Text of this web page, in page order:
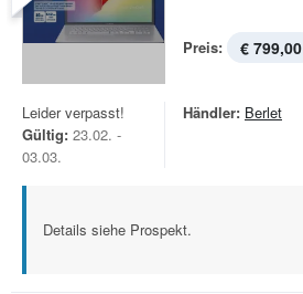
Preis: € 799,00
Leider verpasst!
Gültig: 23.02. -
03.03.
Händler: Berlet
Details siehe Prospekt.